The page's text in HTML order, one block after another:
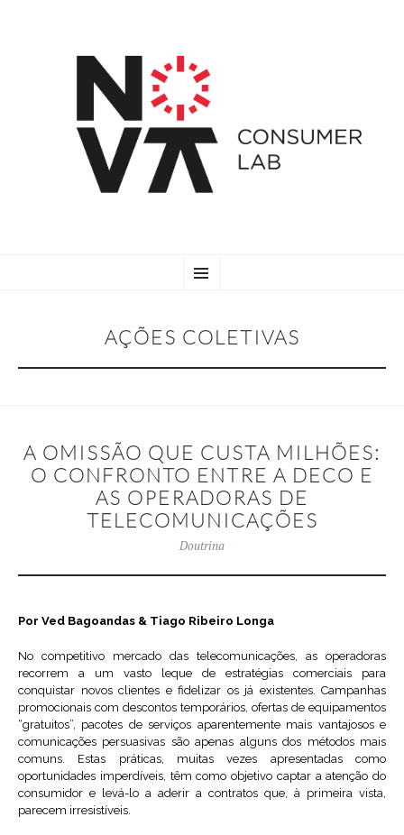
TO
AÇÕES COLETIVAS
A OMISSÃO QUE CUSTA MILHÕES:
O CONFRONTO ENTRE A DECO E
AS OPERADORAS DE
TELECOMUNICAÇÕES
Doutrina
Por Ved Bagoandas & Tiago Ribeiro Longa
No competitivo mercado das telecomunicações, as operadoras
recorrem a um vasto leque de estratégias comerciais para
conquistar novos clientes e fidelizar os já existentes. Campanhas
promocionais com descontos temporários, ofertas de equipamentos
“gratuitos”, pacotes de serviços aparentemente mais vantajosos e
comunicações persuasivas são apenas alguns dos métodos mais
comuns. Estas práticas, muitas vezes apresentadas como
oportunidades imperdíveis, têm como objetivo captar a atenção do
consumidor e levá-lo a aderir a contratos que, à primeira vista,
parecem irresistíveis.